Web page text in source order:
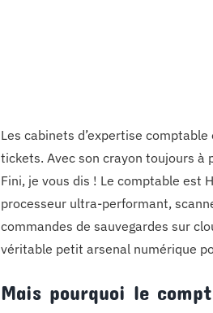
Les cabinets d’expertise
tickets. Avec son crayon toujours
Fini, je vous dis ! Le comptable est
processeur ultra-performant,
commandes de sauvegardes sur
véritable petit arsenal numérique
Mais pourquoi le